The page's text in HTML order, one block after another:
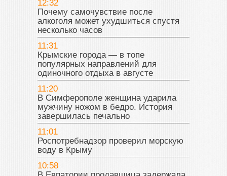
12:32
Почему самочувствие после
алкоголя может ухудшиться спустя
несколько часов
11:31
Крымские города — в топе
популярных направлений для
одиночного отдыха в августе
11:20
В Симферополе женщина ударила
мужчину ножом в бедро. История
завершилась печально
11:01
Роспотребнадзор проверил морскую
воду в Крыму
10:58